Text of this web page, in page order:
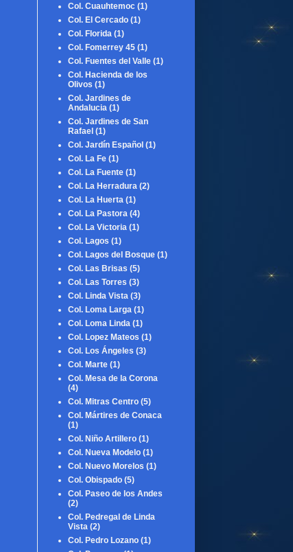
Col. Cuauhtemoc (1)
Col. El Cercado (1)
Col. Florida (1)
Col. Fomerrey 45 (1)
Col. Fuentes del Valle (1)
Col. Hacienda de los
Olivos (1)
Col. Jardines de
Andalucia (1)
Col. Jardines de San
Rafael (1)
Col. Jardín Español (1)
Col. La Fe (1)
Col. La Fuente (1)
Col. La Herradura (2)
Col. La Huerta (1)
Col. La Pastora (4)
Col. La Victoria (1)
Col. Lagos (1)
Col. Lagos del Bosque (1)
Col. Las Brisas (5)
Col. Las Torres (3)
Col. Linda Vista (3)
Col. Loma Larga (1)
Col. Loma Linda (1)
Col. Lopez Mateos (1)
Col. Los Ángeles (3)
Col. Marte (1)
Col. Mesa de la Corona
(4)
Col. Mitras Centro (5)
Col. Mártires de Conaca
(1)
Col. Niño Artillero (1)
Col. Nueva Modelo (1)
Col. Nuevo Morelos (1)
Col. Obispado (5)
Col. Paseo de los Andes
(2)
Col. Pedregal de Linda
Vista (2)
Col. Pedro Lozano (1)